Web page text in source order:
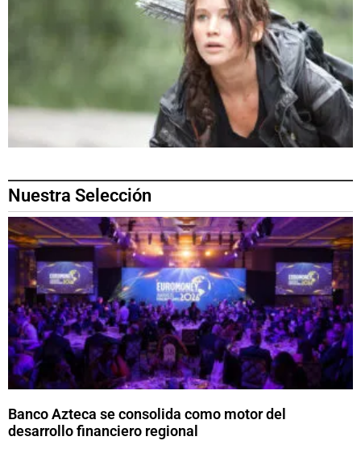
Nuestra Selección
Banco Azteca se consolida como motor del
desarrollo financiero regional